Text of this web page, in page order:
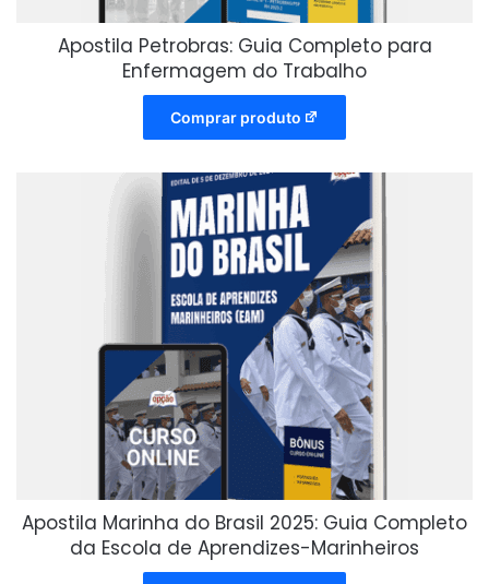
Apostila Petrobras: Guia Completo para
Enfermagem do Trabalho
Comprar produto
Apostila Marinha do Brasil 2025: Guia Completo
da Escola de Aprendizes-Marinheiros